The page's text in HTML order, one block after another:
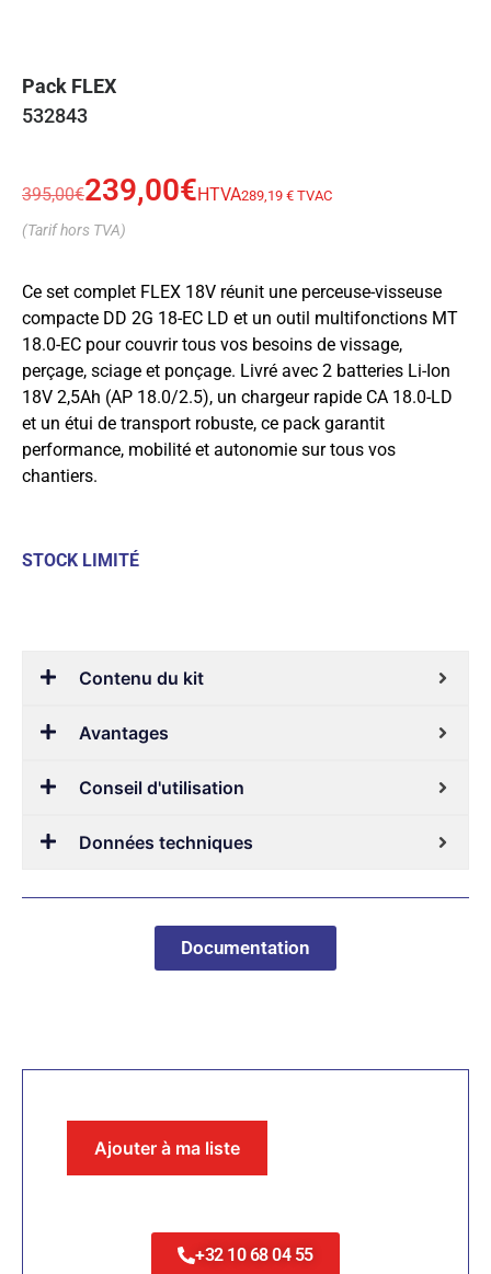
Pack FLEX
532843
395,00€239,00€HTVA289,19 € TVAC
(Tarif hors TVA)
Ce set complet FLEX 18V réunit une perceuse-visseuse
compacte DD 2G 18-EC LD et un outil multifonctions MT
18.0-EC pour couvrir tous vos besoins de vissage,
perçage, sciage et ponçage. Livré avec 2 batteries Li-Ion
18V 2,5Ah (AP 18.0/2.5), un chargeur rapide CA 18.0-LD
et un étui de transport robuste, ce pack garantit
performance, mobilité et autonomie sur tous vos
chantiers.
STOCK LIMITÉ
Contenu du kit
Avantages
Conseil d'utilisation
Données techniques
Documentation
Ajouter à ma liste
+32 10 68 04 55